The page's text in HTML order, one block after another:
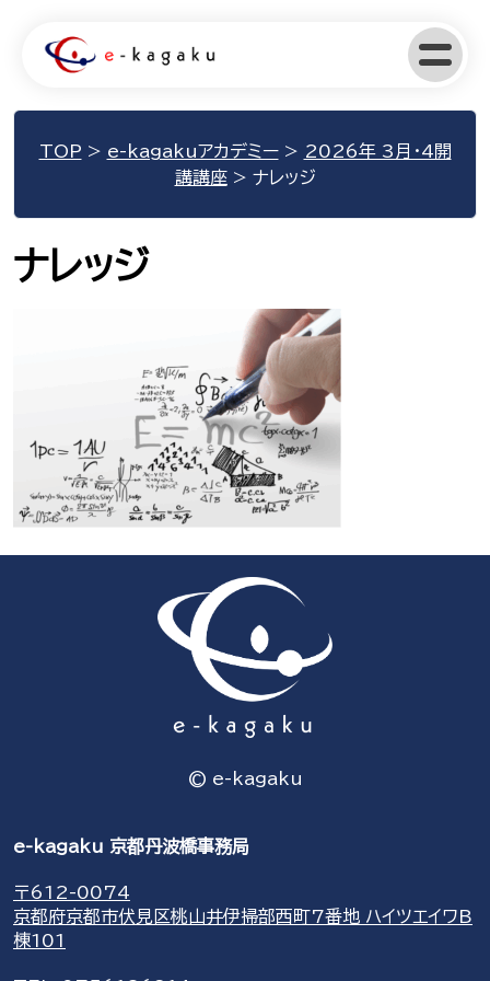
TOP > e-kagakuアカデミー > 2026年 3月・4開
講講座 > ナレッジ
ナレッジ
© e-kagaku
e-kagaku 京都丹波橋事務局
〒612-0074
京都府京都市伏見区桃山井伊掃部西町7番地 ハイツエイワB
棟101